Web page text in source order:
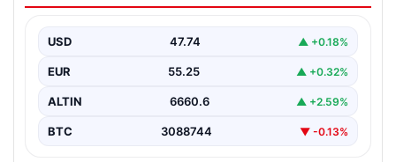
gerçekleştirilen başarılı bir operasyonda, yüklü miktarda
esrar ele geçirildi.…
USD 47.74 ▲ +0.18%
EUR 55.25 ▲ +0.32%
ALTIN 6660.6 ▲ +2.59%
BTC 3088744 ▼ -0.13%